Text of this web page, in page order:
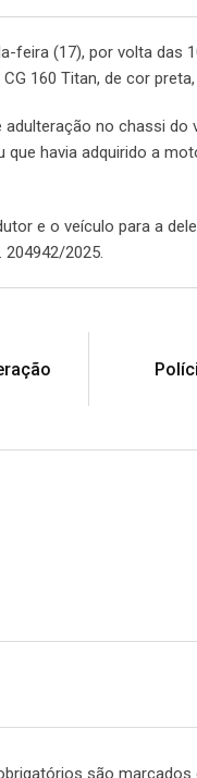
feira (17), por volta das
160 Titan, de cor
no chassi do
havia adquirido a
e o veículo para a
2025.
são marcados